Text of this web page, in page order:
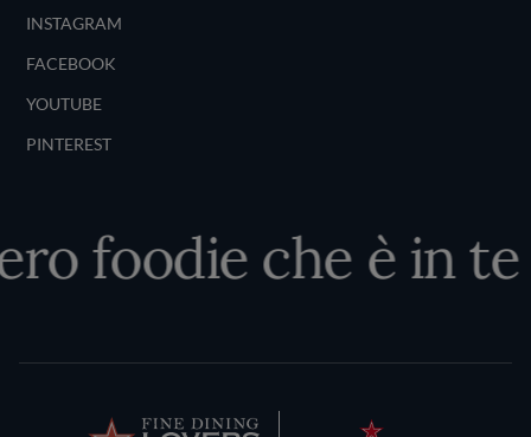
INSTAGRAM
FACEBOOK
YOUTUBE
PINTEREST
foodie che è in te